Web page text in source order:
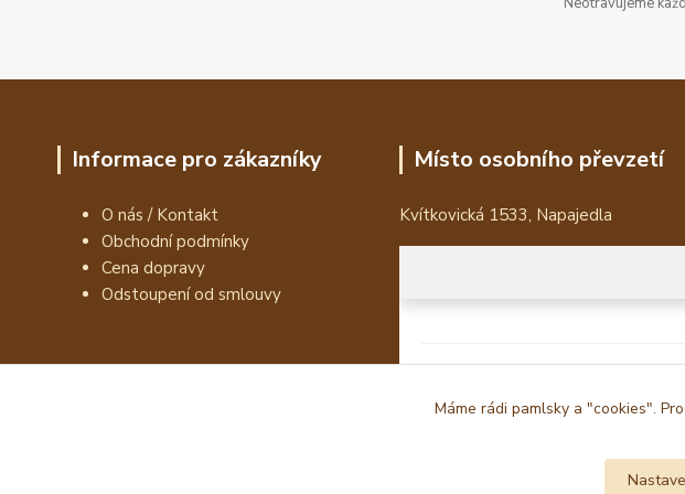
Informace pro zákazníky
O nás / Kontakt
Obchodní podmínky
Cena dopravy
Odstoupení od smlouvy
Místo osobního převzetí
Kvítkovická 1533, Napajedla
Máme rádi pamlsky a "cookies".